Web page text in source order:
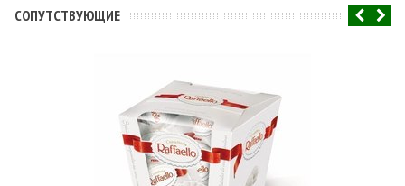
CОПУТСТВУЮЩИЕ